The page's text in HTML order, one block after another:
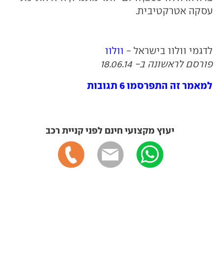
עסקה אטרקטיבית.
לדגמי וולוו בישראל - וולוו
פורסם לראשונה ב- 18.06.14
למאמר זה התפרסמו 6 תגובות
יעוץ מקצועי חינם לפני קניית רכב